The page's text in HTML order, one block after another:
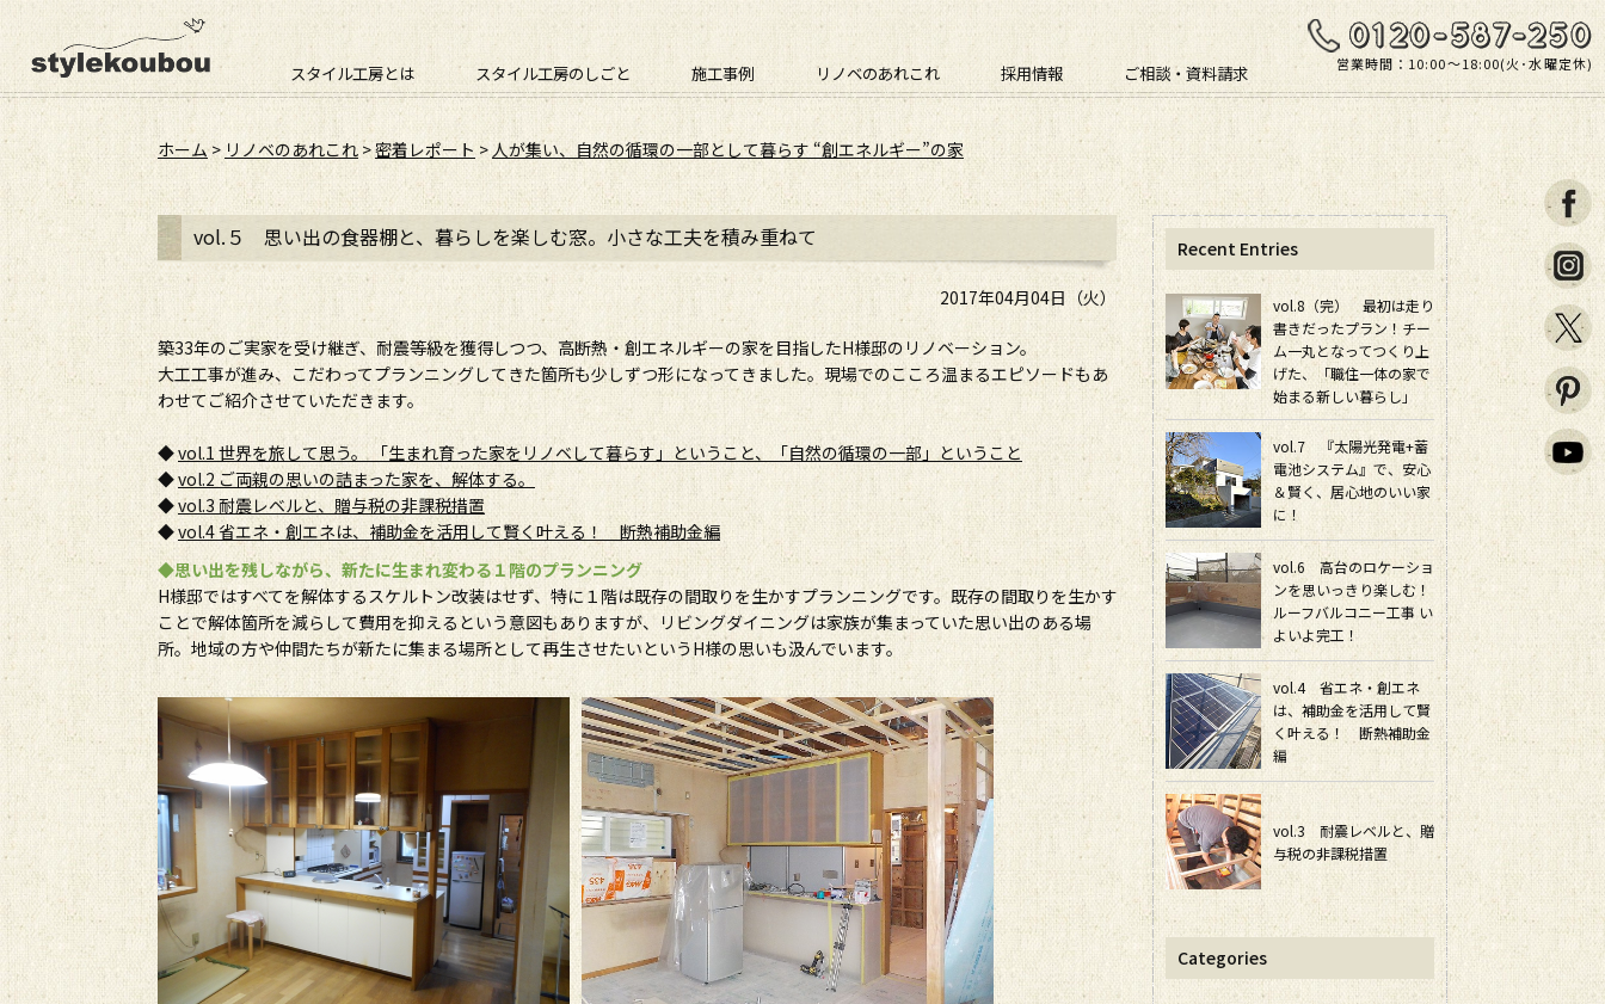
スタイル工房とは スタイル工房のしごと 施工事例 リノベのあれこれ 採用情報 ご相談・資料請求 営業時間：10:00〜18:00(火･水曜定休)
ホーム> リノベのあれこれ >密着レポート >人が集い、自然の循環の一部として暮らす “創エネルギー”の家
vol.５ 思い出の食器棚と、暮らしを楽しむ窓。小さな工夫を積み重ねて
2017年04月04日（火）
築33年のご実家を受け継ぎ、耐震等級を獲得しつつ、高断熱・創エネルギーの家を目指したH様邸のリノベーション。
大工工事が進み、こだわってプランニングしてきた箇所も少しずつ形になってきました。現場でのこころ温まるエピソードもあ
わせてご紹介させていただきます。
◆vol.1 世界を旅して思う。 「生まれ育った家をリノベして暮らす」ということ、「自然の循環の一部」ということ
◆vol.2 ご両親の思いの詰まった家を、解体する。
◆vol.3 耐震レベルと、贈与税の非課税措置
◆vol.4 省エネ・創エネは、補助金を活用して賢く叶える！ 断熱補助金編
◆思い出を残しながら、新たに生まれ変わる１階のプランニング
H様邸ではすべてを解体するスケルトン改装はせず、特に１階は既存の間取りを生かすプランニングです。既存の間取りを生かす
ことで解体箇所を減らして費用を抑えるという意図もありますが、リビングダイニングは家族が集まっていた思い出のある場
所。地域の方や仲間たちが新たに集まる場所として再生させたいというH様の思いも汲んでいます。
Recent Entries
vol.8（完） 最初は走り
書きだったプラン！チー
ム一丸となってつくり上
げた、「職住一体の家で
始まる新しい暮らし」
vol.7 『太陽光発電+蓄
電池システム』で、安心
＆賢く、居心地のいい家
に！
vol.6 高台のロケーショ
ンを思いっきり楽しむ！
ルーフバルコニー工事 い
よいよ完工！
vol.4 省エネ・創エネ
は、補助金を活用して賢
く叶える！ 断熱補助金
編
vol.3 耐震レベルと、贈
与税の非課税措置
Categories